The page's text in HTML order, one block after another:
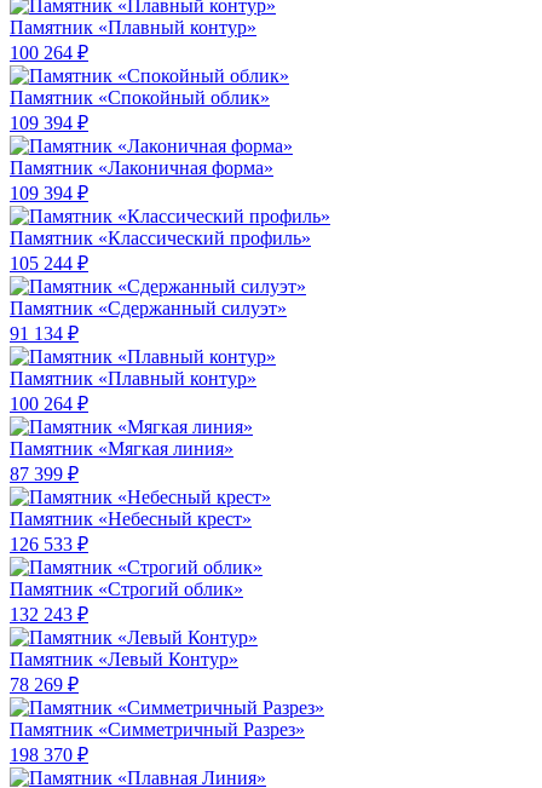
Памятник «Плавный контур»
100 264 ₽
Памятник «Спокойный облик»
109 394 ₽
Памятник «Лаконичная форма»
109 394 ₽
Памятник «Классический профиль»
105 244 ₽
Памятник «Сдержанный силуэт»
91 134 ₽
Памятник «Плавный контур»
100 264 ₽
Памятник «Мягкая линия»
87 399 ₽
Памятник «Небесный крест»
126 533 ₽
Памятник «Строгий облик»
132 243 ₽
Памятник «Левый Контур»
78 269 ₽
Памятник «Симметричный Разрез»
198 370 ₽